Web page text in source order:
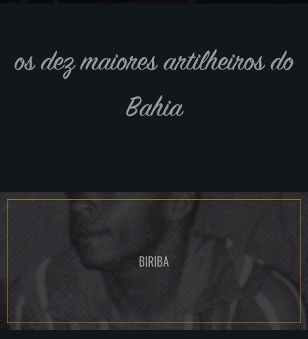
os dez maiores artilheiros do
Bahia
BIRIBA